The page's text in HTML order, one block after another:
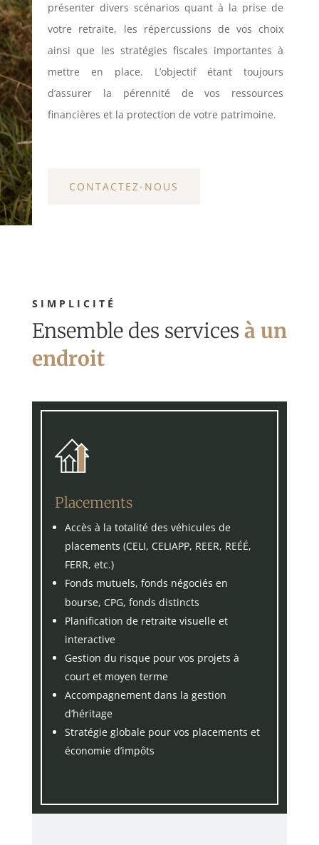
présenter divers scénarios quant à la prise de
votre retraite, les répercussions de vos choix
ainsi que les stratégies fiscales importantes à
mettre en place. L’objectif étant toujours
d’assurer la pérennité de vos ressources
financières et la protection de votre patrimoine.
CONTACTEZ-NOUS
SIMPLICITÉ
Ensemble des services à un
endroit
Placements
Accès à la totalité des véhicules de
placements (CELI, CELIAPP, REER, REÉÉ,
FERR, etc.)
Fonds mutuels, fonds négociés en
bourse, CPG, fonds distincts
Planification de retraite visuelle et
interactive
Gestion du risque pour vos projets à
court et moyen terme
Accompagnement dans la gestion
d’héritage
Stratégie globale pour vos placements et
économie d’impôts